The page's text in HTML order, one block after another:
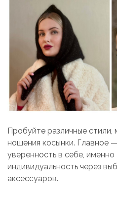
Пробуйте различные
ношения косынки. Главное
уверенность в себе,
индивидуальность через
аксессуаров.